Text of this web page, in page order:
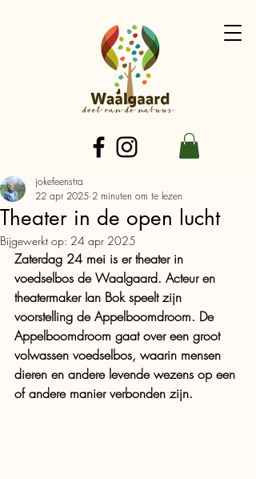
Theater in de open lucht
jokefeenstra
22 apr 2025 2 minuten om te lezen
Bijgewerkt op: 24 apr 2025
Zaterdag 24 mei is er theater in
voedselbos de Waalgaard. Acteur en
theatermaker Ian Bok speelt zijn
voorstelling de Appelboomdroom. De
Appelboomdroom gaat over een groot
volwassen voedselbos, waarin mensen
dieren en andere levende wezens op een
of andere manier verbonden zijn.